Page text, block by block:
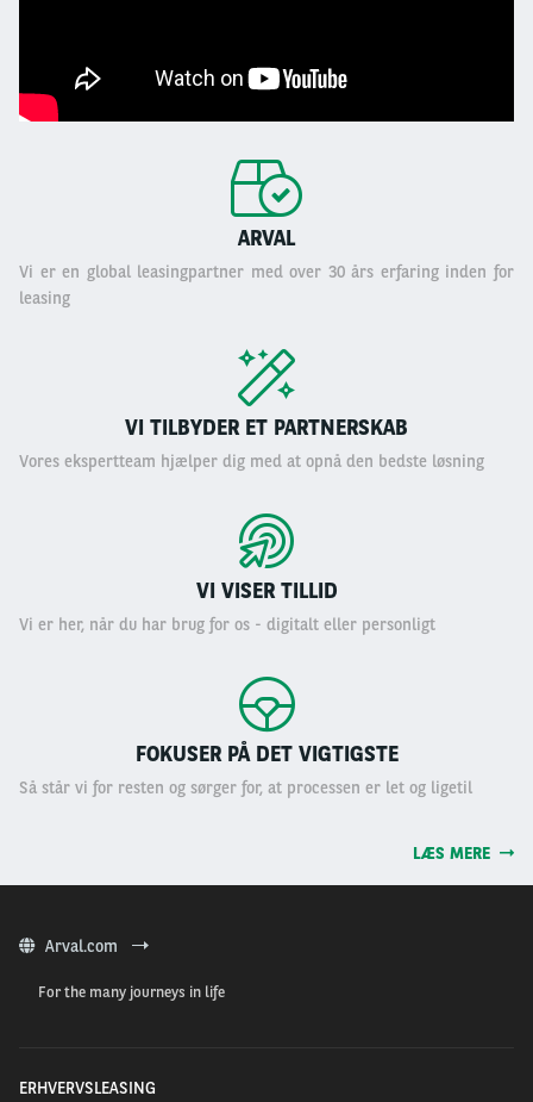
ARVAL
Vi er en global leasingpartner med over 30 års erfaring inden for
leasing
VI TILBYDER ET PARTNERSKAB
Vores ekspertteam hjælper dig med at opnå den bedste løsning
VI VISER TILLID
Vi er her, når du har brug for os - digitalt eller personligt
FOKUSER PÅ DET VIGTIGSTE
Så står vi for resten og sørger for, at processen er let og ligetil
LÆS MERE
Arval.com
For the many journeys in life
ERHVERVSLEASING